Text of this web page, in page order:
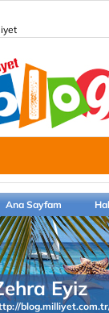
Ana Sayfam
Eyiz